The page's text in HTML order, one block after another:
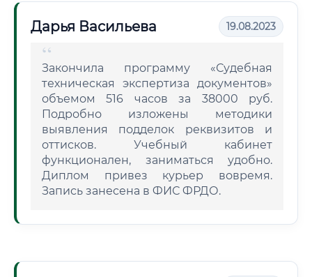
Дарья Васильева 19.08.2023
Закончила программу «Судебная
техническая экспертиза документов»
объемом 516 часов за 38000 руб.
Подробно изложены методики
выявления подделок реквизитов и
оттисков. Учебный кабинет
функционален, заниматься удобно.
Диплом привез курьер вовремя.
Запись занесена в ФИС ФРДО.